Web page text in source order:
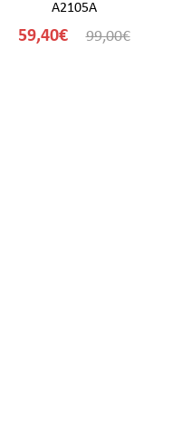
A2105A
59,40€ 99,00€